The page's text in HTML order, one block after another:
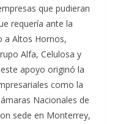
que pudieran
requería ante la
a Altos Hornos,
Alfa, Celulosa y
apoyo originó la
como la
Nacionales de
sede en Monterrey,